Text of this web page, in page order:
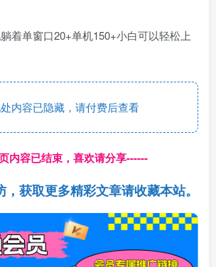
着单窗口20+单机150+小白可以轻松上
内容已隐藏，请付费后查看
内容已结束，喜欢请分享------
获取更多精彩文章请收藏本站。